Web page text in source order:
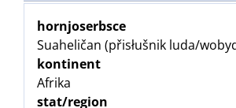
hornjoserbsce
Suaheličan (přisłušnik luda/
kontinent
Afrika
stat/region